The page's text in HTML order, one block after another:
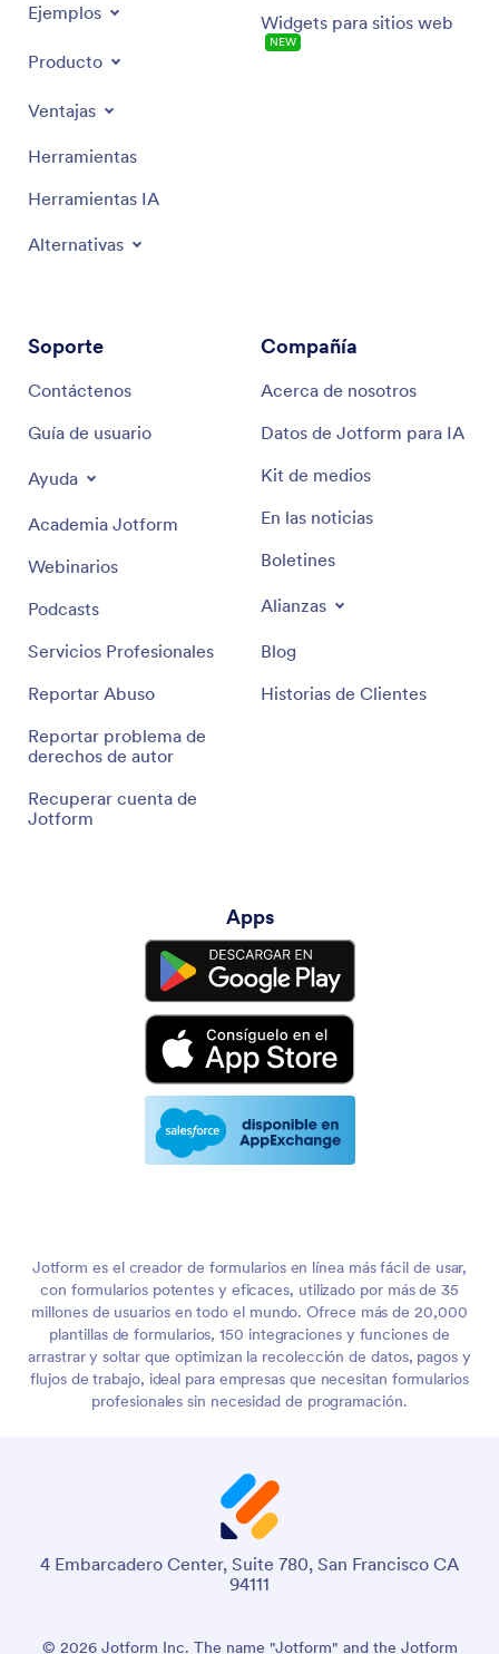
Ejemplos
Producto
Ventajas
Herramientas
Herramientas IA
Alternativas
Widgets para sitios web
NEW
Soporte
Contáctenos
Guía de usuario
Ayuda
Academia Jotform
Webinarios
Podcasts
Servicios Profesionales
Reportar Abuso
Reportar problema de
derechos de autor
Recuperar cuenta de
Jotform
Compañía
Acerca de nosotros
Datos de Jotform para IA
Kit de medios
En las noticias
Boletines
Alianzas
Blog
Historias de Clientes
Apps
Jotform es el creador de formularios en línea más fácil de usar,
con formularios potentes y eficaces, utilizado por más de 35
millones de usuarios en todo el mundo. Ofrece más de 20,000
plantillas de formularios, 150 integraciones y funciones de
arrastrar y soltar que optimizan la recolección de datos, pagos y
flujos de trabajo, ideal para empresas que necesitan formularios
profesionales sin necesidad de programación.
4 Embarcadero Center, Suite 780, San Francisco CA
94111
© 2026 Jotform Inc. The name "Jotform" and the Jotform